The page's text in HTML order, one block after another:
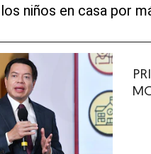
niños en casa por